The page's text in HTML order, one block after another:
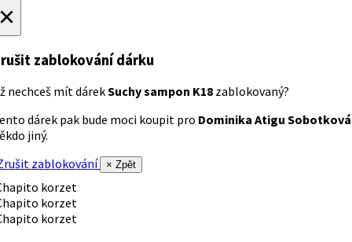
zablokování dárku
nechceš mít dárekSuchy sampon K18 zablokovaný?
dárek pak bude moci koupit pro Dominika Atigu Sobotková
jiný.
zablokování
× Zpět